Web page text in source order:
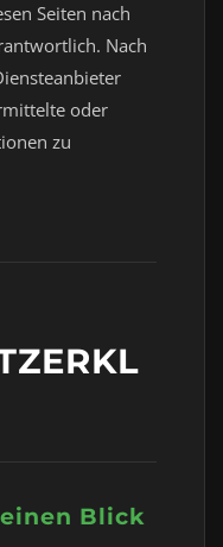
Seiten nach
Nach
oder
zu
Blick